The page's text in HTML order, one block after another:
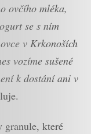
ovčího mléka,
se s ním
v Krkonoších
vozíme sušené
k dostání ani v
granule, které